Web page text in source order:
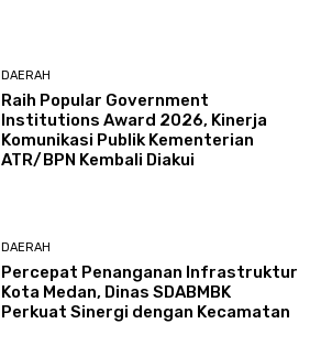
DAERAH
Raih Popular Government
Institutions Award 2026, Kinerja
Komunikasi Publik Kementerian
ATR/BPN Kembali Diakui
DAERAH
Percepat Penanganan Infrastruktur
Kota Medan, Dinas SDABMBK
Perkuat Sinergi dengan Kecamatan